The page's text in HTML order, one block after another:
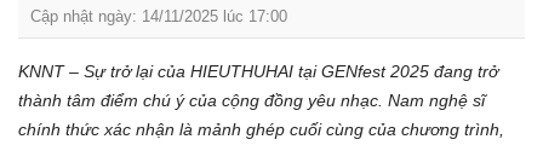
Cập nhật ngày: 14/11/2025 lúc 17:00
KNNT – Sự trở lại của HIEUTHUHAI tại GENfest 2025 đang trở
thành tâm điểm chú ý của cộng đồng yêu nhạc. Nam nghệ sĩ
chính thức xác nhận là mảnh ghép cuối cùng của chương trình,